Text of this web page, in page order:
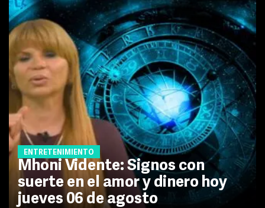
ENTRETENIMIENTO
Mhoni Vidente: Signos con
suerte en el amor y dinero hoy
jueves 06 de agosto